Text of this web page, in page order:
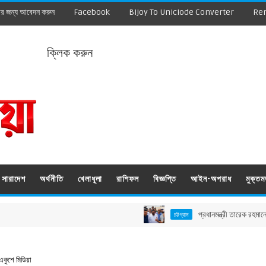
জন্য আবেদন করুন Facebook Bijoy To Uniciode Converter
ক্লিক করুন
সারাদেশ অর্থনীতি খেলাধূলা রাশিফল বিজ্ঞপ্তি আইন-অপরাধ
চট্টগ্রাম প্রধানমন্ত্রী তারেক রহমানের
মিডিয়া